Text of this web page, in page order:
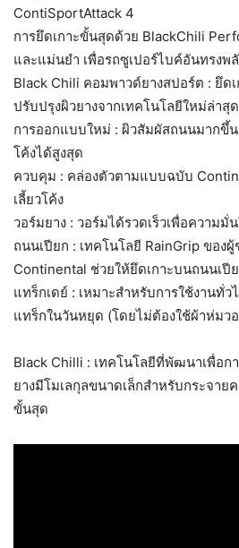
ContiSportAttack 4
การยึดเกาะขั้นสุดด้วย BlackChili
และแม่นยำ เพื่อรถซูเปอร์ไบค์อันทรงพ
Black Chili คอมพาวด์ยางสปอร์ต : ยึด
ปรับปรุงผิวยางจากเทคโนโลยีใหม่ล่าสุด
การออกแบบใหม่ : ผิวสัมผัสถนนมากขึ้
โค้งได้สูงสุด
ควบคุม : คล่องตัวตามแบบฉบับ
เลี้ยวโค้ง
วอร์มยาง : วอร์มได้รวดเร็วเพื่อความมั่
ถนนเปียก : เทคโนโลยี RainGrip ของ
Continental ช่วยให้ยึดเกาะบนถนนเปี
แทร็กเดย์ : เหมาะสำหรับการใช้งานทั่
แทร็กในวันหยุด (โดยไม่ต้องใช้ผ้าห่มว
Black Chilli : เทคโนโลยีที่พัฒนาเพื่อก
ยางมีโมเลกุลขนาดเล็กสำหรับกระจาย
ขั้นสุด